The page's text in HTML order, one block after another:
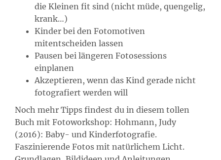
die Kleinen fit sind (nicht müde, quengelig,
krank…)
Kinder bei den Fotomotiven
mitentscheiden lassen
Pausen bei längeren Fotosessions
einplanen
Akzeptieren, wenn das Kind gerade nicht
fotografiert werden will
Noch mehr Tipps findest du in diesem tollen
Buch mit Fotoworkshop: Hohmann, Judy
(2016): Baby- und Kinderfotografie.
Faszinierende Fotos mit natürlichem Licht.